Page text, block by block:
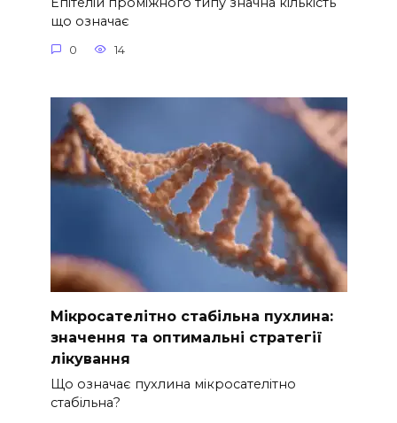
що означає
0 14
Мікросателітно стабільна пухлина:
значення та оптимальні стратегії
лікування
Що означає пухлина мікросателітно
стабільна?